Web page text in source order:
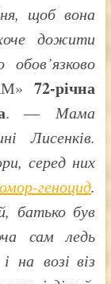
щоб вона
дожити
72-річна
. — Мама
Лисенків.
серед них
геноцид.
батько був
сам ледь
на возі віз